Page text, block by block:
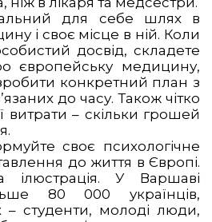
для себе шлях в
і своє місце в ній. Коли
досвід, складете
європейську медицину,
конкретний план з
до часу. Також чітко
витрати – скільки грошей
своє психологічне
до життя в Європі.
ілюстрація. У Варшаві
80 000 українців,
– студенти, молоді люди,